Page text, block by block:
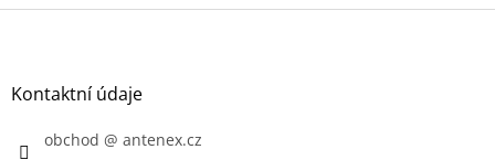
Z
Kontaktní údaje
obchod @ antenex.cz